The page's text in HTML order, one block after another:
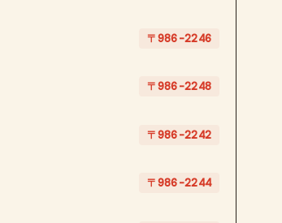
〒986-2246
〒986-2248
〒986-2242
〒986-2244